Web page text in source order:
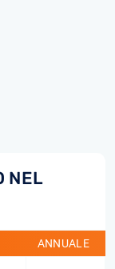
NEL
ANNUALE